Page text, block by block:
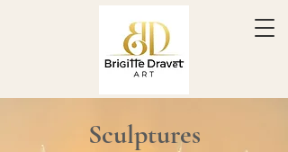
Sculptures